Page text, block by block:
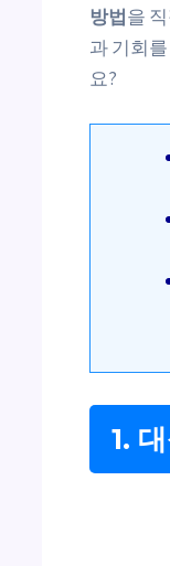
방법을
과 기회
요?
1.